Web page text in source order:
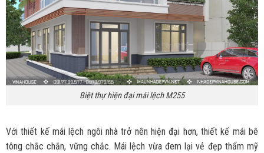
Biệt thự hiện đại mái lệch M255
Với thiết kế mái lệch ngôi nhà trở nên hiện đại hơn, thiết kế mái bê
tông chắc chắn, vững chắc. Mái lệch vừa đem lại vẻ đẹp thẩm mỹ